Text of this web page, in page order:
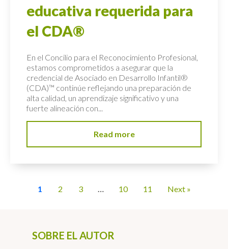
educativa requerida para
el CDA®
En el Concilio para el Reconocimiento Profesional,
estamos comprometidos a asegurar que la
credencial de Asociado en Desarrollo Infantil®
(CDA)™ continúe reflejando una preparación de
alta calidad, un aprendizaje significativo y una
fuerte alineación con...
Read more
1 2 3 … 10 11 Next »
SOBRE EL AUTOR